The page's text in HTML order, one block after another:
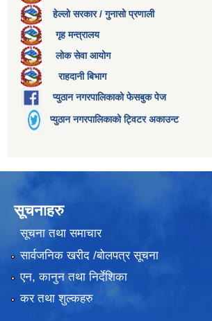
हेल्लो सरकार / गुनासो प्रणाली
गृह मन्त्रालय
लोक सेवा आयोग
राहदानी बिभाग
प्युठान नगरपालिकाको फेसबुक पेज
प्युठान नगरपालिकाको ट्विटर अकाउन्ट
सूचनाहरु
सूचना तथा समाचार
सार्वजनिक खरीद /बोलपत्र सूचना
एन, कानुन तथा निर्देशिका
कर तथा शुल्कहरु